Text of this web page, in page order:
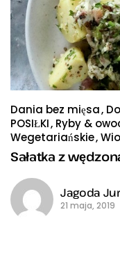
Dania bez mięsa
POSIŁKI Ryby &
Wegetariańskie
Sałatka z
Jagoda
21 maja, 2019